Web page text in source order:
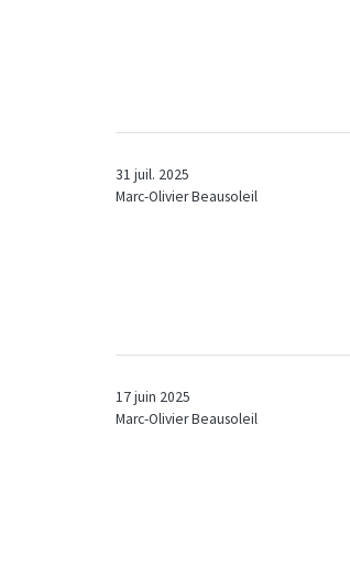
31 juil. 2025
Marc-Olivier Beausoleil
17 juin 2025
Marc-Olivier Beausoleil